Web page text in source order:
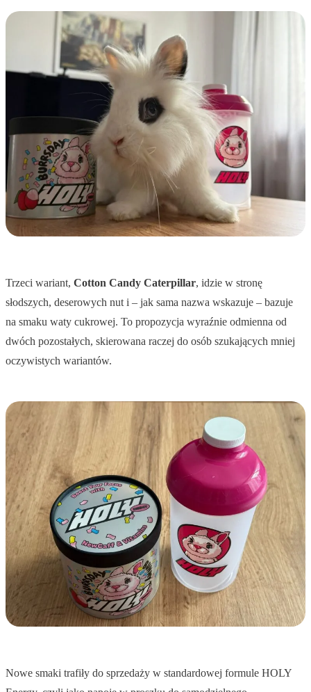
Trzeci wariant, Cotton Candy Caterpillar, idzie w stronę
słodszych, deserowych nut i – jak sama nazwa wskazuje – bazuje
na smaku waty cukrowej. To propozycja wyraźnie odmienna od
dwóch pozostałych, skierowana raczej do osób szukających mniej
oczywistych wariantów.
Nowe smaki trafiły do sprzedaży w standardowej formule HOLY